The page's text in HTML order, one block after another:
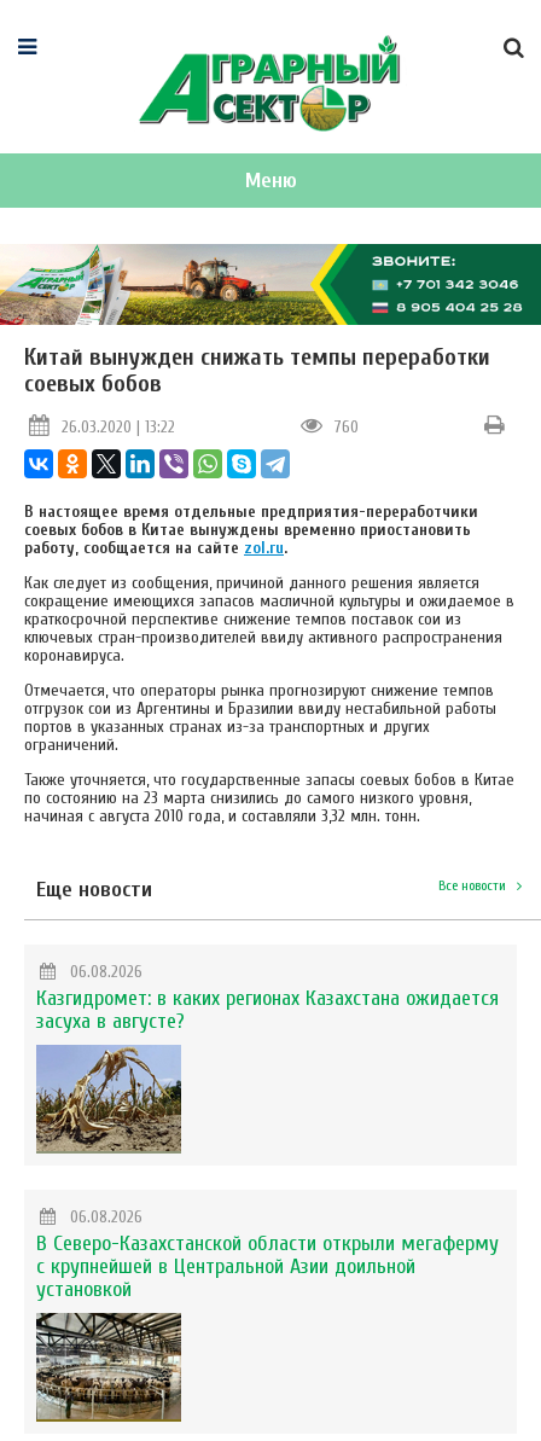
Меню
Китай вынужден снижать темпы переработки
соевых бобов
26.03.2020 | 13:22 760
В настоящее время отдельные предприятия-переработчики
соевых бобов в Китае вынуждены временно приостановить
работу, сообщается на сайте zol.ru.
Как следует из сообщения, причиной данного решения является
сокращение имеющихся запасов масличной культуры и ожидаемое в
краткосрочной перспективе снижение темпов поставок сои из
ключевых стран-производителей ввиду активного распространения
коронавируса.
Отмечается, что операторы рынка прогнозируют снижение темпов
отгрузок сои из Аргентины и Бразилии ввиду нестабильной работы
портов в указанных странах из-за транспортных и других
ограничений.
Также уточняется, что государственные запасы соевых бобов в Китае
по состоянию на 23 марта снизились до самого низкого уровня,
начиная с августа 2010 года, и составляли 3,32 млн. тонн.
Еще новости Все новости
06.08.2026
Казгидромет: в каких регионах Казахстана ожидается
засуха в августе?
06.08.2026
В Северо-Казахстанской области открыли мегаферму
с крупнейшей в Центральной Азии доильной
установкой